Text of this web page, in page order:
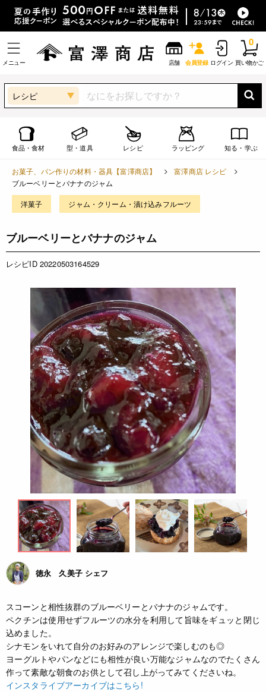
メニュー 店舗 会員登録 ログイン 買い物かご
0
レシピ
食品・食材 型・道具 レシピ ラッピング 知る・学ぶ
お菓子、パン作りの材料・器具【富澤商店】
富澤商店 レシピ
ブルーベリーとバナナのジャム
洋菓子 ジャム・クリーム・漬け込みフルーツ
ブルーベリーとバナナのジャム
レシピID 20220503164529
徳永 久美子 シェフ
スコーンと相性抜群のブルーベリーとバナナのジャムです。
ペクチンは使用せずフルーツの水分を利用して旨味をギュッと閉じ
込めました。
シナモンをいれて自分のお好みのアレンジで楽しむのも◎
ヨーグルトやパンなどにも相性が良い万能なジャムなのでたくさん
作って素敵な朝食のお供として召し上がってみてくださいね。
インスタライブアーカイブはこちら!